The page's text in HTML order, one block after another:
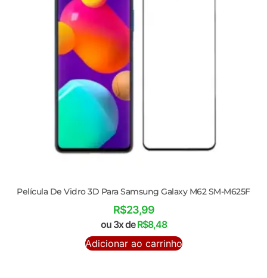
Película De Vidro 3D Para Samsung Galaxy M62 SM-M625F
R$23,99
ou 3x deR$8,48
Adicionar ao carrinho